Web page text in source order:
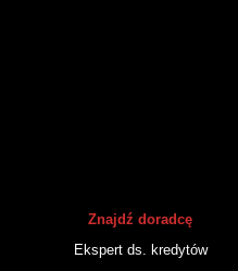
Znajdź doradcę
Ekspert ds. kredytów